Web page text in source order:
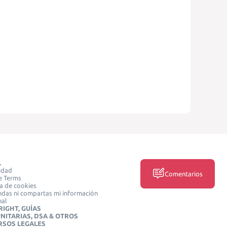
Terms
de cookies
ni compartas mi información
GUÍAS
DSA & OTROS
LEGALES
Comentarios